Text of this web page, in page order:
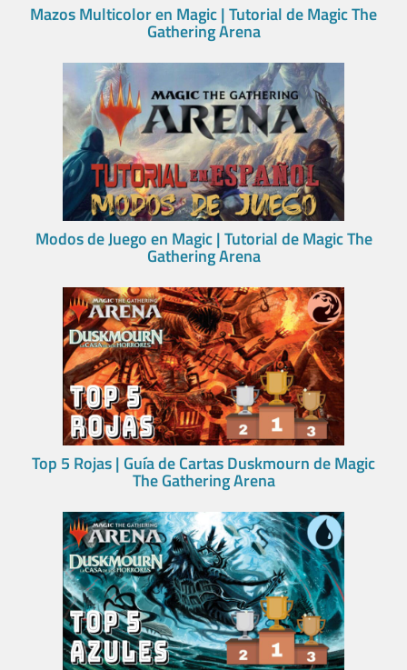
Mazos Multicolor en Magic | Tutorial de Magic The
Gathering Arena
Modos de Juego en Magic | Tutorial de Magic The
Gathering Arena
Top 5 Rojas | Guía de Cartas Duskmourn de Magic
The Gathering Arena